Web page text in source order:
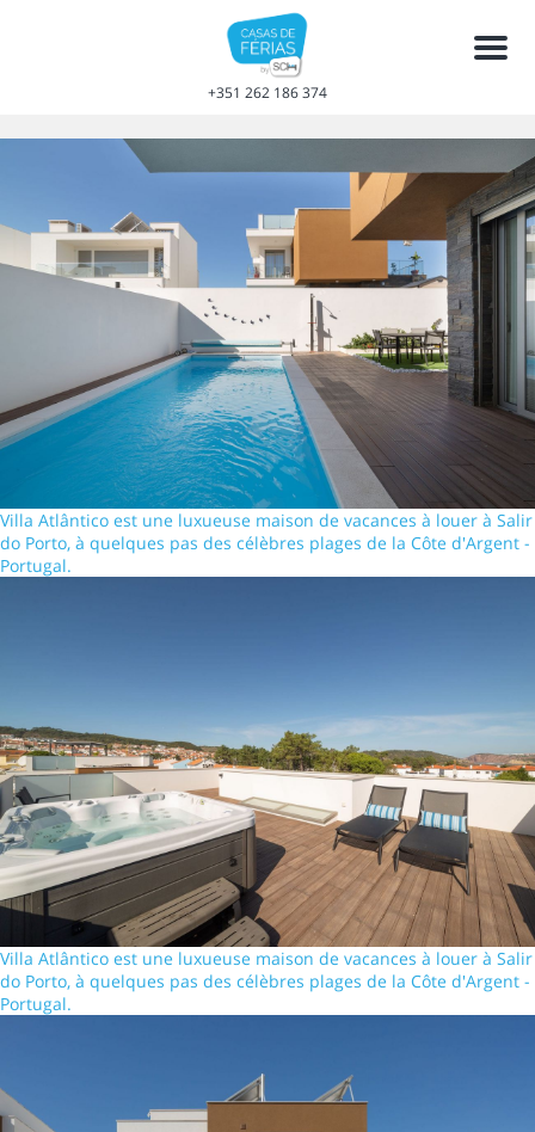
+351 262 186 374
Menu
Villa Atlântico est une luxueuse maison de vacances à louer à Salir
do Porto, à quelques pas des célèbres plages de la Côte d'Argent -
Portugal.
Villa Atlântico est une luxueuse maison de vacances à louer à Salir
do Porto, à quelques pas des célèbres plages de la Côte d'Argent -
Portugal.